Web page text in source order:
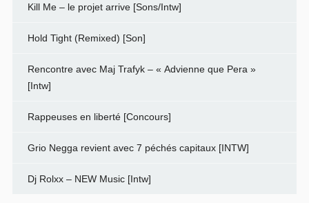
Kill Me – le projet arrive [Sons/Intw]
Hold Tight (Remixed) [Son]
Rencontre avec Maj Trafyk – « Advienne que Pera »
[Intw]
Rappeuses en liberté [Concours]
Grio Negga revient avec 7 péchés capitaux [INTW]
Dj Rolxx – NEW Music [Intw]